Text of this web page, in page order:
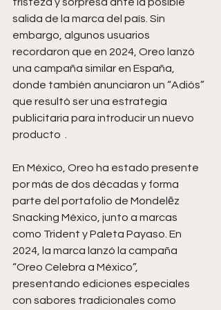
salida de la marca del país. Sin
embargo, algunos usuarios
recordaron que en 2024, Oreo lanzó
una campaña similar en España,
donde también anunciaron un “Adiós”
que resultó ser una estrategia
publicitaria para introducir un nuevo
producto  .
En México, Oreo ha estado presente
por más de dos décadas y forma
parte del portafolio de Mondelēz
Snacking México, junto a marcas
como Trident y Paleta Payaso. En
2024, la marca lanzó la campaña
“Oreo Celebra a México”,
presentando ediciones especiales
con sabores tradicionales como